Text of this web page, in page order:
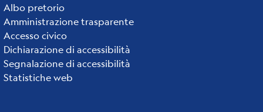
Institute
links
Albo pretorio
Amministrazione trasparente
Accesso civico
Dichiarazione di accessibilità
Segnalazione di accessibilità
Statistiche web